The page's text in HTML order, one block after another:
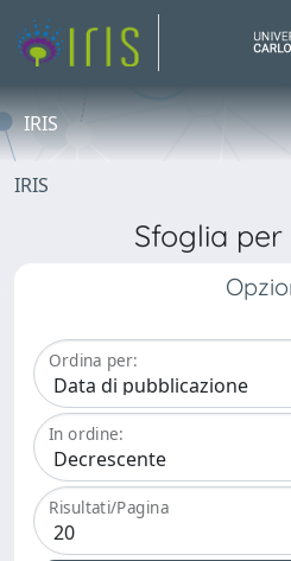
IRIS
IRIS
Sfoglia per
Ordina per:
In ordine:
Risultati/Pagina